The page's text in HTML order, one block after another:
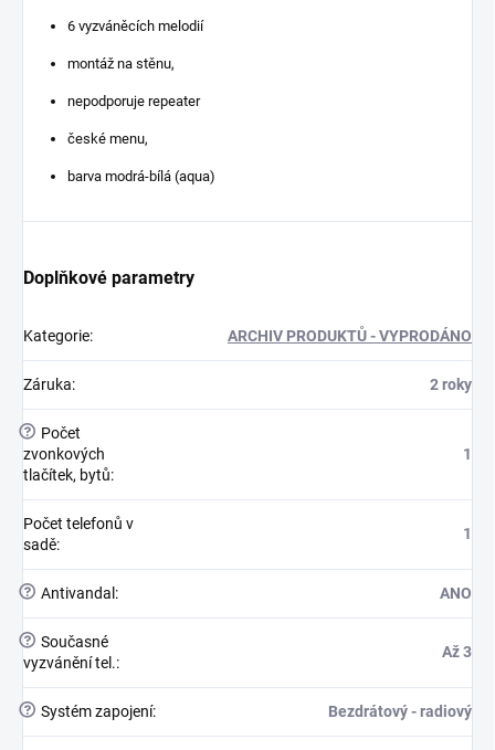
6 vyzváněcích melodií
montáž na stěnu,
nepodporuje repeater
české menu,
barva modrá-bílá (aqua)
Doplňkové parametry
Kategorie: ARCHIV PRODUKTŮ - VYPRODÁNO
Záruka: 2 roky
?
Počet
zvonkových
tlačítek, bytů:
1
Počet telefonů v
sadě:
1
? Antivandal : ANO
? Současné
vyzvánění tel.:
Až 3
? Systém zapojení: Bezdrátový - radiový